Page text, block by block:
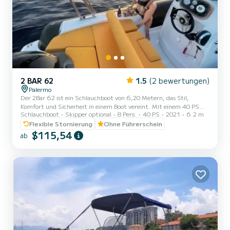
2 BAR 62 1.5 (2 bewertungen)
Palermo
Der 2Bar 62 ist ein Schlauchboot von 6,20 Metern, das Stil,
Komfort und Sicherheit in einem Boot vereint. Mit einem 40 PS
Motor kann es ohne Bootsführerschein gefahren werden, was es
perfekt für Familien, Freundesgruppen oder diejenigen macht, die
das Meer in völliger Autonomie erleben möchten. Dank seiner
geräumigen Wohnfläche, dem Sonnendeck im Bug, den
maximalen Komfort bei täglichen Ausflügen. Die zahlreichen
Stauräume ermöglichen es,...
Schlauchboot Skipper optional 8 Pers. 40 PS 2021
6.2 m
Flexible Stornierung
Ohne Führerschein
ab $115,54